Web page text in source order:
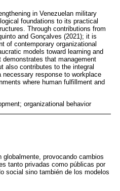
in Venezuelan military
foundations to its practical
Through contributions from
and Gonçalves (2021); it is
of contemporary organizational
models toward learning and
that management
also contributes to the integral
response to workplace
where human fulfillment and
organizational behavior
provocando cambios
tanto privadas como públicas por
social sino también de los modelos